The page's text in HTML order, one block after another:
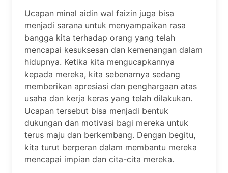
Ucapan minal aidin wal faizin juga bisa
menjadi sarana untuk menyampaikan rasa
bangga kita terhadap orang yang telah
mencapai kesuksesan dan kemenangan dalam
hidupnya. Ketika kita mengucapkannya
kepada mereka, kita sebenarnya sedang
memberikan apresiasi dan penghargaan atas
usaha dan kerja keras yang telah dilakukan.
Ucapan tersebut bisa menjadi bentuk
dukungan dan motivasi bagi mereka untuk
terus maju dan berkembang. Dengan begitu,
kita turut berperan dalam membantu mereka
mencapai impian dan cita-cita mereka.